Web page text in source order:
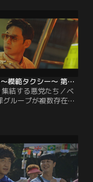
が…。果たしてドギの
復讐代行人2～模範タクシー～ 第04話／字幕
結する悪党たち／ベ
グループが複数存在す
は、1か所に集めて
アイデアを思いつ
くる中、驚くべき人物
。